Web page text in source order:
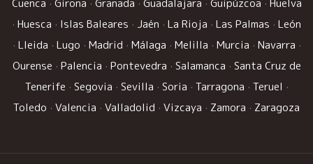
Cuenca · Girona · Granada · Guadalajara · Guipúzcoa · Huelva
· Huesca · Islas Baleares · Jaén · La Rioja · Las Palmas · León
· Lleida · Lugo · Madrid · Málaga · Melilla · Murcia · Navarra ·
Ourense · Palencia · Pontevedra · Salamanca · Santa Cruz de
Tenerife · Segovia · Sevilla · Soria · Tarragona · Teruel ·
Toledo · Valencia · Valladolid · Vizcaya · Zamora · Zaragoza